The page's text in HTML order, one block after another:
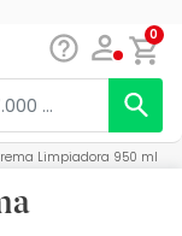
0
Limpiadora 950 ml